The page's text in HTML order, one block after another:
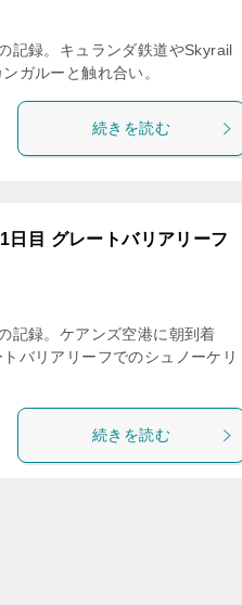
記録。キュランダ鉄道やSkyrail
ガルーと触れ合い。
続きを読む
日目 グレートバリアリーフ
記録。ケアンズ空港に朝到着
バリアリーフでのシュノーケリ
続きを読む